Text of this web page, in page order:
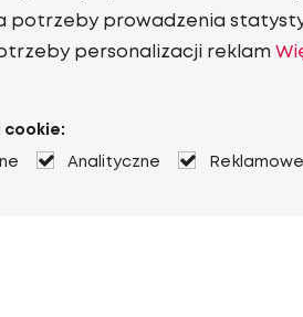
potrzeby prowadzenia
personalizacji reklam
cookie:
Analityczne Reklamowe